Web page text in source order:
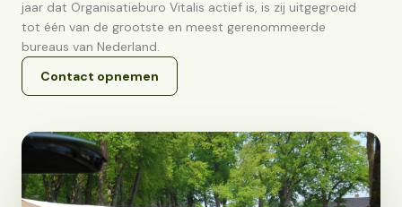
jaar dat Organisatieburo Vitalis actief is, is zij uitgegroeid
tot één van de grootste en meest gerenommeerde
bureaus van Nederland.
Contact opnemen